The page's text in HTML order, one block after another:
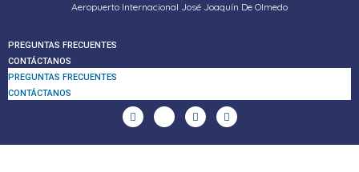
Aeropuerto Internacional José Joaquín De Olmedo
PREGUNTAS FRECUENTES
CONTÁCTANOS
PREGUNTAS FRECUENTES
CONTÁCTANOS